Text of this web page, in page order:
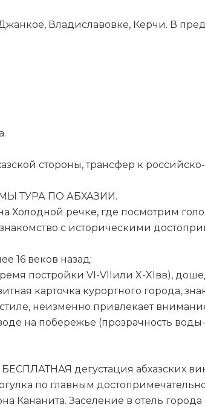
Владиславовке, Керчи. В
стороны, трансфер к
ТУРА ПО АБХАЗИИ.
Холодной речке, где посмотрим
с историческими
16 веков назад;
постройки VI-VIIили X-XIвв),
карточка курортного города,
неизменно привлекает
на побережье (прозрачность
дегустация абхазских
по главным
Кананита. Заселение в отель